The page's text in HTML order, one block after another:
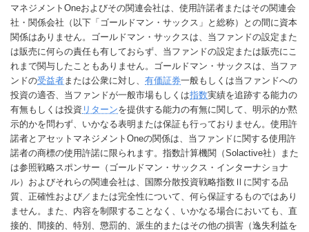
マネジメントOneおよびその関連会社は、使用許諾者またはその関連会
社・関係会社（以下「ゴールドマン・サックス」と総称）との間に資本
関係はありません。ゴールドマン・サックスは、当ファンドの設定また
は販売に何らの責任も有しておらず、当ファンドの設定または販売にこ
れまで関与したこともありません。ゴールドマン・サックスは、当ファ
ンドの受益者または公衆に対し、 有価証券一般もしくは当ファンドへの
投資の適否、当ファンドが一般市場もしくは指数実績を追跡する能力の
有無もしくは投資 リターンを提供する能力の有無に関して、明示的か黙
示的かを問わず、いかなる表明または保証も行っておりません。使用許
諾者とアセットマネジメントOneの関係は、当ファンドに関する使用許
諾者の商標の使用許諾に限られます。指数計算機関（Solactive社）また
は参照戦略スポンサー（ゴールドマン・サックス・インターナショナ
ル）およびそれらの関連会社は、国際分散投資戦略指数Ⅱに関する品
質、正確性および／または完全性について、何ら保証するものではあり
ません。また、内容を制限することなく、いかなる場合においても、直
接的、間接的、特別、懲罰的、派生的またはその他の損害（逸失利益を